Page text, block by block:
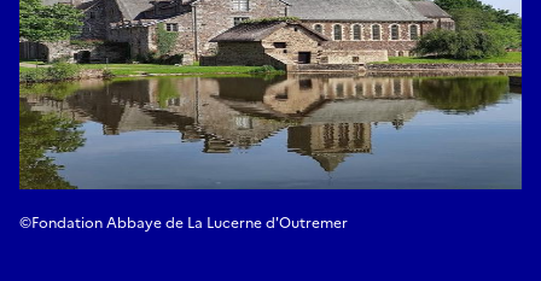
©Fondation Abbaye de La Lucerne d'Outremer